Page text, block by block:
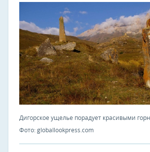
Дигорское ущелье порадует красивыми
Фото: globallookpress.com